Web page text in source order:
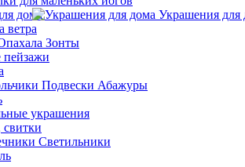
Украшения для
ветра
Зонты
Подвески Абажуры
украшения
Светильники